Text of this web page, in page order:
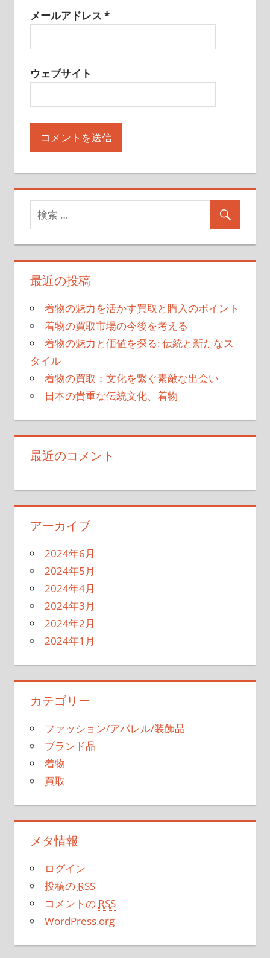
メールアドレス *
ウェブサイト
最近の投稿
着物の魅力を活かす買取と購入のポイント
着物の買取市場の今後を考える
着物の魅力と価値を探る: 伝統と新たなス
タイル
着物の買取：文化を繋ぐ素敵な出会い
日本の貴重な伝統文化、着物
最近のコメント
アーカイブ
2024年6月
2024年5月
2024年4月
2024年3月
2024年2月
2024年1月
カテゴリー
ファッション/アパレル/装飾品
ブランド品
着物
買取
メタ情報
ログイン
投稿の RSS
コメントの RSS
WordPress.org